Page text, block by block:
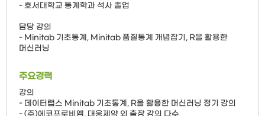
- 호서대학교 통계학과 석사 졸업
담당 강의
- Minitab 기초통계, Minitab 품질통계 개념잡기, R을 활용한
머신러닝
주요경력
강의
- 데이터랩스 Minitab 기초통계, R을 활용한 머신러닝 정기 강의
- (주)에코프로비엠, 대웅제약 외 출장 강의 다수